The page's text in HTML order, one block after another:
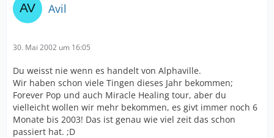
Avil
30. Mai 2002 um 16:05
Du weisst nie wenn es handelt von Alphaville.
Wir haben schon viele Tingen dieses Jahr bekommen;
Forever Pop und auch Miracle Healing tour, aber du
vielleicht wollen wir mehr bekommen, es givt immer noch 6
Monate bis 2003! Das ist genau wie viel zeit das schon
passiert hat. ;D